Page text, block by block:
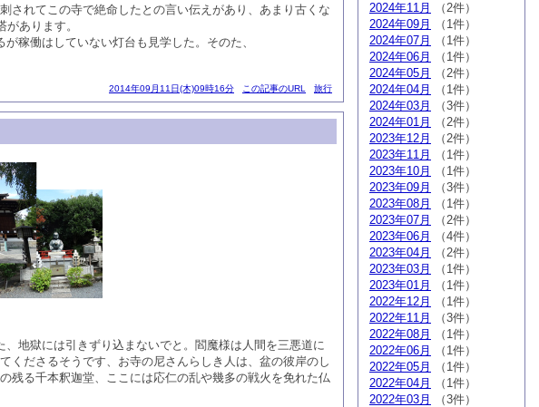
されてこの寺で絶命したとの言い伝えがあり、あまり古くな
あります。
稼働はしていない灯台も見学した。そのた、
2014年09月11日(木)09時16分 この記事のURL 旅行
地獄には引きずり込まないでと。閻魔様は人間を三悪道に
くださるそうです、お寺の尼さんらしき人は、盆の彼岸のし
残る千本釈迦堂、ここには応仁の乱や幾多の戦火を免れた仏
2024年11月
（2件）
2024年09月
（1件）
2024年07月
（1件）
2024年06月
（1件）
2024年05月
（2件）
2024年04月
（1件）
2024年03月
（3件）
2024年01月
（2件）
2023年12月
（2件）
2023年11月
（1件）
2023年10月
（1件）
2023年09月
（3件）
2023年08月
（1件）
2023年07月
（2件）
2023年06月
（4件）
2023年04月
（2件）
2023年03月
（1件）
2023年01月
（1件）
2022年12月
（1件）
2022年11月
（3件）
2022年08月
（1件）
2022年06月
（1件）
2022年05月
（1件）
2022年04月
（1件）
2022年03月
（3件）